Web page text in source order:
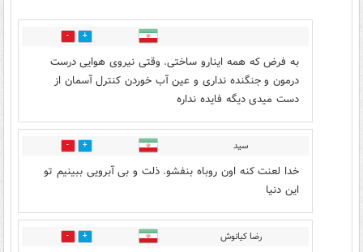
13
به فرض که همه اینارو ساختی. وقتی نیروی هوایی درست
درمون و جنگنده نداری و عین آب خوردن کنترل آسمان از
دست میدی دیگه فایده نداره
سید 36
خدا لعنت کنه اون روباه بنفشو. ذلت و بی آبرویی ببینیم تو
این دنیا
رضا کیانوش 9